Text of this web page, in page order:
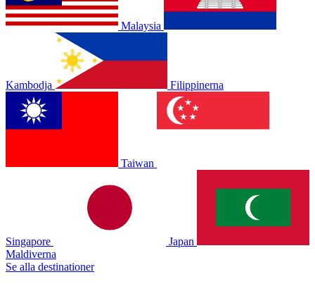
Malaysia
Kambodja Filippinerna
Taiwan
Singapore
Japan
Maldiverna
Se alla destinationer